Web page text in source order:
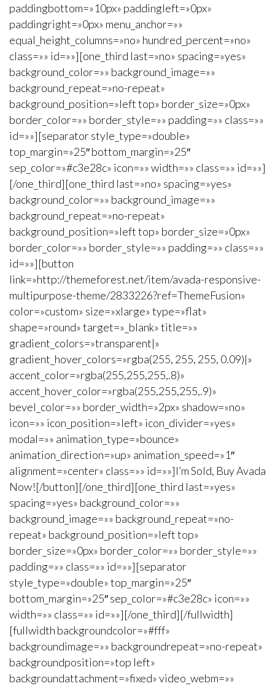
paddingbottom=»10px» paddingleft=»0px»
paddingright=»0px» menu_anchor=»»
equal_height_columns=»no» hundred_percent=»no»
class=»» id=»»][one_third last=»no» spacing=»yes»
background_color=»» background_image=»»
background_repeat=»no-repeat»
background_position=»left top» border_size=»0px»
border_color=»» border_style=»» padding=»» class=»»
id=»»][separator style_type=»double»
top_margin=»25″ bottom_margin=»25″
sep_color=»#c3e28c» icon=»» width=»» class=»» id=»»]
[/one_third][one_third last=»no» spacing=»yes»
background_color=»» background_image=»»
background_repeat=»no-repeat»
background_position=»left top» border_size=»0px»
border_color=»» border_style=»» padding=»» class=»»
id=»»][button
link=»http://themeforest.net/item/avada-responsive-
multipurpose-theme/2833226?ref=ThemeFusion»
color=»custom» size=»xlarge» type=»flat»
shape=»round» target=»_blank» title=»»
gradient_colors=»transparent|»
gradient_hover_colors=»rgba(255, 255, 255, 0.09)|»
accent_color=»rgba(255,255,255,.8)»
accent_hover_color=»rgba(255,255,255,.9)»
bevel_color=»» border_width=»2px» shadow=»no»
icon=»» icon_position=»left» icon_divider=»yes»
modal=»» animation_type=»bounce»
animation_direction=»up» animation_speed=»1″
alignment=»center» class=»» id=»»]I’m Sold, Buy Avada
Now![/button][/one_third][one_third last=»yes»
spacing=»yes» background_color=»»
background_image=»» background_repeat=»no-
repeat» background_position=»left top»
border_size=»0px» border_color=»» border_style=»»
padding=»» class=»» id=»»][separator
style_type=»double» top_margin=»25″
bottom_margin=»25″ sep_color=»#c3e28c» icon=»»
width=»» class=»» id=»»][/one_third][/fullwidth]
[fullwidth backgroundcolor=»#fff»
backgroundimage=»» backgroundrepeat=»no-repeat»
backgroundposition=»top left»
backgroundattachment=»fixed» video_webm=»»